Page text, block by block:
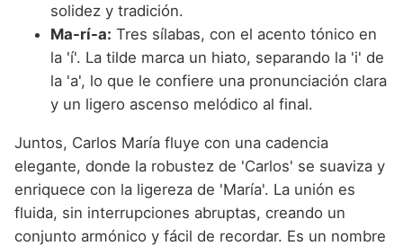
solidez y tradición.
Ma-rí-a: Tres sílabas, con el acento tónico en
la 'í'. La tilde marca un hiato, separando la 'i' de
la 'a', lo que le confiere una pronunciación clara
y un ligero ascenso melódico al final.
Juntos, Carlos María fluye con una cadencia
elegante, donde la robustez de 'Carlos' se suaviza y
enriquece con la ligereza de 'María'. La unión es
fluida, sin interrupciones abruptas, creando un
conjunto armónico y fácil de recordar. Es un nombre